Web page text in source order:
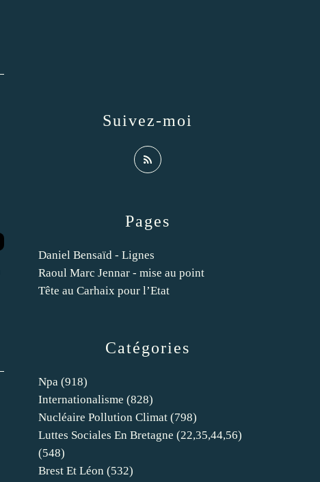
Catégories
Npa (918)
Internationalisme (828)
Nucléaire Pollution Climat (798)
Luttes Sociales En Bretagne (22,35,44,56)
(548)
Brest Et Léon (532)
Pages
Daniel Bensaïd - Lignes
Raoul Marc Jennar - mise au point
Tête au Carhaix pour l’Etat
Suivez-moi